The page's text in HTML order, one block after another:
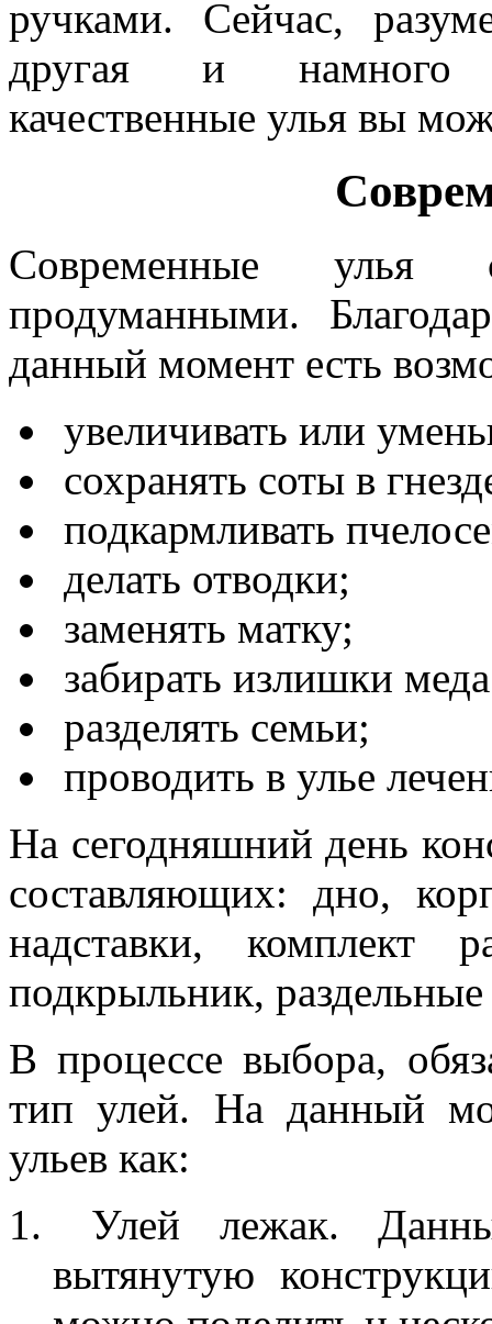
ручками. Сейчас,
другая и намного
качественные улья вы
Современные улья
продуманными.
данный момент есть
увеличивать или
сохранять соты в
подкармливать
делать отводки;
заменять матку;
забирать излишки
разделять семьи;
проводить в улье
На сегодняшний день
составляющих: дно,
надставки,
подкрыльник,
В процессе выбора,
тип улей. На данный
ульев как:
Улей лежак.
вытянутую